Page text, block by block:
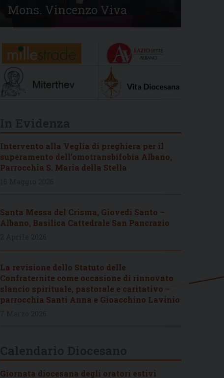
Mons. Vincenzo Viva
Intervento alla Veglia di preghiera per il
superamento dell’omotransbifobia Albano,
Parrocchia S. Maria della Stella
Santa Messa del Crisma, Giovedì Santo –
Albano, Basilica Cattedrale San Pancrazio
La revisione dello Statuto delle
Confraternite come occasione di rinnovato
slancio spirituale, pastorale e caritativo –
parrocchia Santi Anna e Gioacchino Lavinio
Giornata diocesana degli oratori estivi